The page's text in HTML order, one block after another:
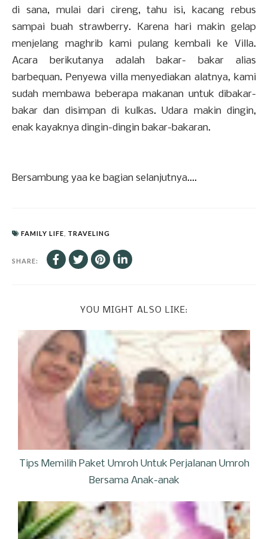
di sana, mulai dari cireng, tahu isi, kacang rebus
sampai buah strawberry. Karena hari makin gelap
menjelang maghrib kami pulang kembali ke Villa.
Acara berikutanya adalah bakar- bakar alias
barbequan. Penyewa villa menyediakan alatnya, kami
sudah membawa beberapa makanan untuk dibakar-
bakar dan disimpan di kulkas. Udara makin dingin,
enak kayaknya dingin-dingin bakar-bakaran.
Bersambung yaa ke bagian selanjutnya....
FAMILY LIFE TRAVELING
SHARE:
YOU MIGHT ALSO LIKE:
Tips Memilih Paket Umroh Untuk Perjalanan Umroh
Bersama Anak-anak